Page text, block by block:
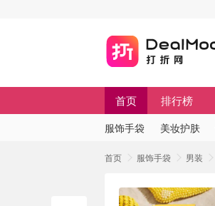
首页 排行榜
服饰手袋 美妆护肤
首页 服饰手袋 男装